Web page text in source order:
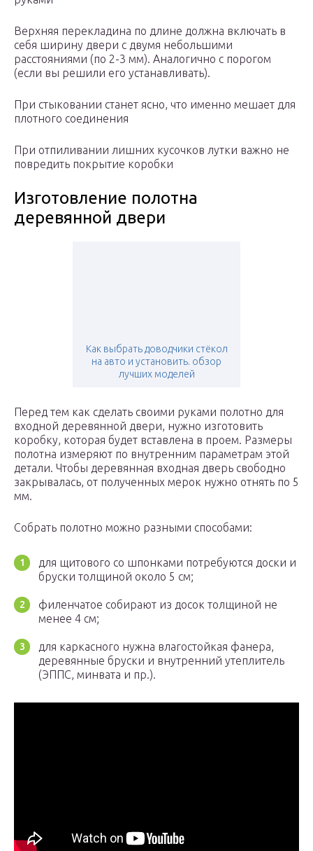
Верхняя перекладина по длине должна включать в
себя ширину двери с двумя небольшими
расстояниями (по 2-3 мм). Аналогично с порогом
(если вы решили его устанавливать).
При стыковании станет ясно, что именно мешает для
плотного соединения
При отпиливании лишних кусочков лутки важно не
повредить покрытие коробки
Изготовление полотна
деревянной двери
Как выбрать доводчики стёкол
на авто и установить. обзор
лучших моделей
Перед тем как сделать своими руками полотно для
входной деревянной двери, нужно изготовить
коробку, которая будет вставлена в проем. Размеры
полотна измеряют по внутренним параметрам этой
детали. Чтобы деревянная входная дверь свободно
закрывалась, от полученных мерок нужно отнять по 5
мм.
Собрать полотно можно разными способами:
для щитового со шпонками потребуются доски и
бруски толщиной около 5 см;
филенчатое собирают из досок толщиной не
менее 4 см;
для каркасного нужна влагостойкая фанера,
деревянные бруски и внутренний утеплитель
(ЭППС, минвата и пр.).